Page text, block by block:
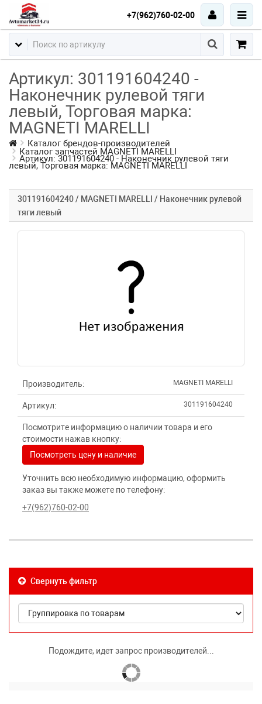
+7(962)760-02-00
Артикул: 301191604240 -
Наконечник рулевой тяги
левый, Торговая марка:
MAGNETI MARELLI
Каталог брендов-производителей
Каталог запчастей MAGNETI MARELLI
Артикул: 301191604240 - Наконечник рулевой тяги
левый, Торговая марка: MAGNETI MARELLI
301191604240 / MAGNETI MARELLI / Наконечник рулевой
тяги левый
Производитель: MAGNETI MARELLI
Артикул: 301191604240
Посмотрите информацию о наличии товара и его
стоимости нажав кнопку:
Посмотреть цену и наличие
Уточнить всю необходимую информацию, оформить
заказ вы также можете по телефону:
+7(962)760-02-00
Свернуть фильтр
Подождите, идет запрос производителей...